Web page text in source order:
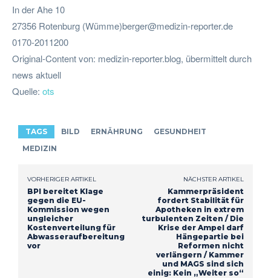
In der Ahe 10
27356 Rotenburg (Wümme)berger@medizin-reporter.de
0170-2011200
Original-Content von: medizin-reporter.blog, übermittelt durch
news aktuell
Quelle: ots
TAGS BILD ERNÄHRUNG
GESUNDHEIT
MEDIZIN
VORHERIGER ARTIKEL
BPI bereitet Klage
gegen die EU-
Kommission wegen
ungleicher
Kostenverteilung für
Abwasseraufbereitung
vor
NÄCHSTER ARTIKEL
Kammerpräsident
fordert Stabilität für
Apotheken in extrem
turbulenten Zeiten / Die
Krise der Ampel darf
Hängepartie bei
Reformen nicht
verlängern / Kammer
und MAGS sind sich
einig: Kein „Weiter so“